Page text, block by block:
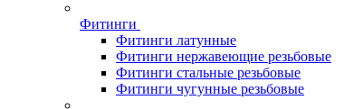
Фитинги
Фитинги латунные
Фитинги нержавеющие резьбовые
Фитинги стальные резьбовые
Фитинги чугунные резьбовые